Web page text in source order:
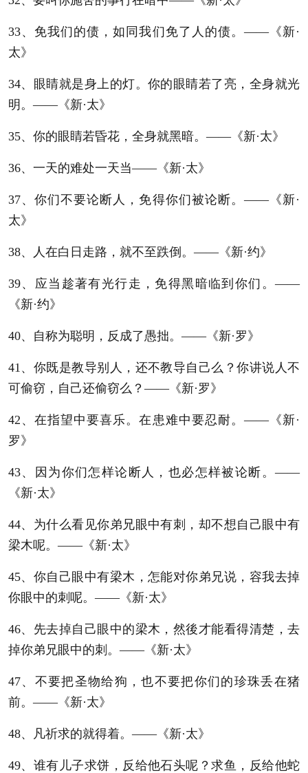
33、免我们的债，如同我们免了人的债。——《新·
太》
34、眼睛就是身上的灯。你的眼睛若了亮，全身就光
明。——《新·太》
35、你的眼睛若昏花，全身就黑暗。——《新·太》
36、一天的难处一天当——《新·太》
37、你们不要论断人，免得你们被论断。——《新·
太》
38、人在白日走路，就不至跌倒。——《新·约》
39、应当趁著有光行走，免得黑暗临到你们。——
《新·约》
40、自称为聪明，反成了愚拙。——《新·罗》
41、你既是教导别人，还不教导自己么？你讲说人不
可偷窃，自己还偷窃么？——《新·罗》
42、在指望中要喜乐。在患难中要忍耐。——《新·
罗》
43、因为你们怎样论断人，也必怎样被论断。——
《新·太》
44、为什么看见你弟兄眼中有刺，却不想自己眼中有
梁木呢。——《新·太》
45、你自己眼中有梁木，怎能对你弟兄说，容我去掉
你眼中的刺呢。——《新·太》
46、先去掉自己眼中的梁木，然後才能看得清楚，去
掉你弟兄眼中的刺。——《新·太》
47、不要把圣物给狗，也不要把你们的珍珠丢在猪
前。——《新·太》
48、凡祈求的就得着。——《新·太》
49、谁有儿子求饼，反给他石头呢？求鱼，反给他蛇